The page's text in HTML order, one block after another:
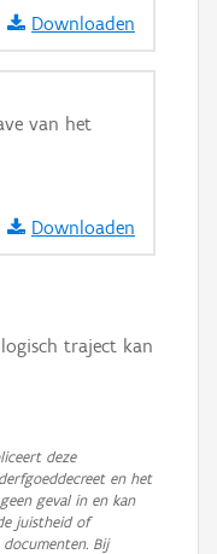
Downloaden
van het
Downloaden
traject kan
deze
en het
geval in en kan
juistheid of
Bij